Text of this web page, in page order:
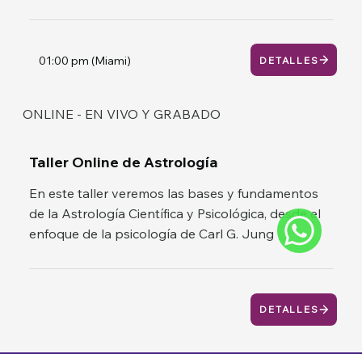
01:00 pm (Miami) DETALLES
ONLINE - EN VIVO Y GRABADO
Taller Online de Astrología
En este taller veremos las bases y fundamentos
de la Astrología Científica y Psicológica, desde el
enfoque de la psicología de Carl G. Jung
DETALLES